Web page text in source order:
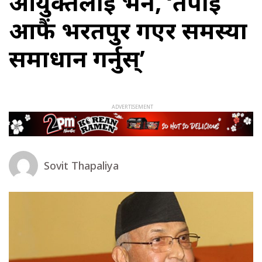
आफैं भरतपुर गएर समस्या
समाधान गर्नुस्’
Sovit Thapaliya